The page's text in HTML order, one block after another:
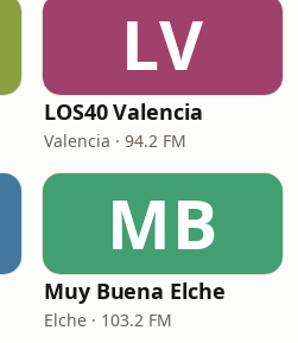
LV
LOS40 Valencia
Valencia · 94.2 FM
MB
Muy Buena Elche
Elche · 103.2 FM